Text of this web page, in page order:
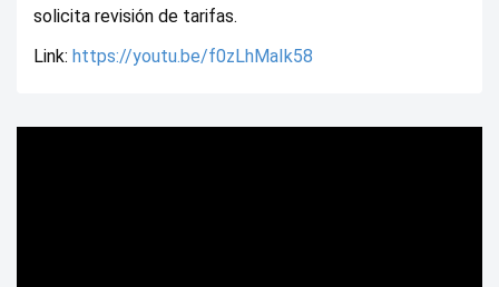
solicita revisión de tarifas.
Link: https://youtu.be/f0zLhMaIk58